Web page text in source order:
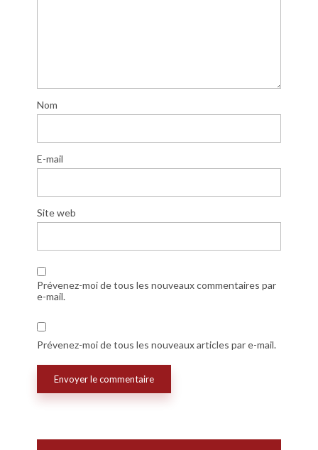
Nom
E-mail
Site web
Prévenez-moi de tous les nouveaux commentaires par
e-mail.
Prévenez-moi de tous les nouveaux articles par e-mail.